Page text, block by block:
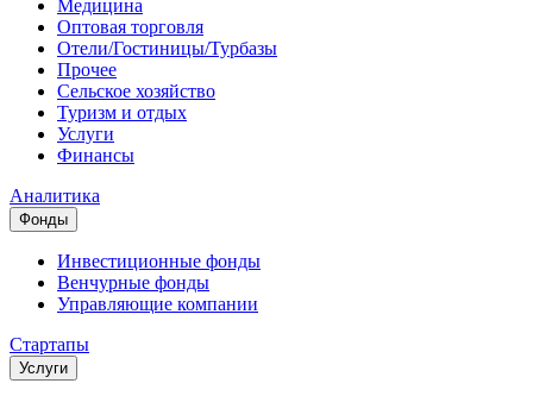
Медицина
Оптовая торговля
Отели/Гостиницы/Турбазы
Прочее
Сельское хозяйство
Туризм и отдых
Услуги
Финансы
Аналитика
Фонды
Инвестиционные фонды
Венчурные фонды
Управляющие компании
Стартапы
Услуги